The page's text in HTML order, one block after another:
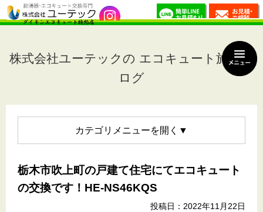
株式会社ユーテックの エコキュート施工ブ
ログ
カテゴリメニュー
栃木市吹上町の戸建て住宅にてエコキュート
の交換です！HE-NS46KQS
投稿日：2022年11月22日